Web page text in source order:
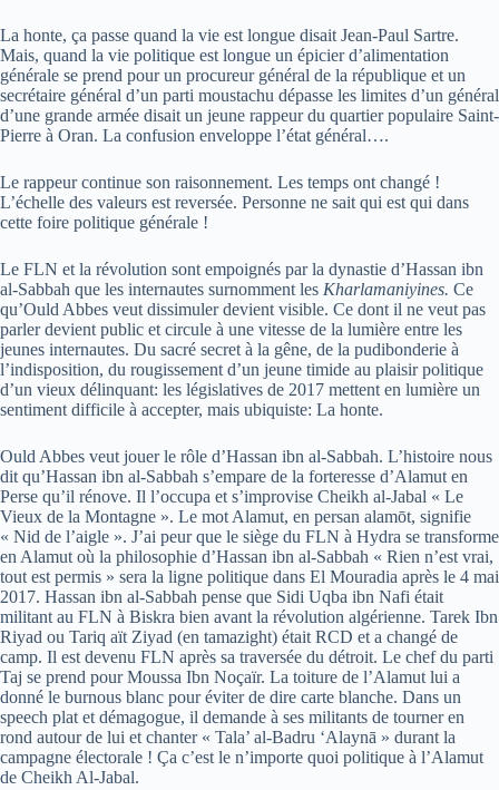
La honte, ça passe quand la vie est longue disait Jean-Paul Sartre.
Mais, quand la vie politique est longue un épicier d’alimentation
générale se prend pour un procureur général de la république et un
secrétaire général d’un parti moustachu dépasse les limites d’un général
d’une grande armée disait un jeune rappeur du quartier populaire Saint-
Pierre à Oran. La confusion enveloppe l’état général….
Le rappeur continue son raisonnement. Les temps ont changé !
L’échelle des valeurs est reversée. Personne ne sait qui est qui dans
cette foire politique générale !
Le FLN et la révolution sont empoignés par la dynastie d’Hassan ibn
al-Sabbah que les internautes surnomment les Kharlamaniyines. Ce
qu’Ould Abbes veut dissimuler devient visible. Ce dont il ne veut pas
parler devient public et circule à une vitesse de la lumière entre les
jeunes internautes. Du sacré secret à la gêne, de la pudibonderie à
l’indisposition, du rougissement d’un jeune timide au plaisir politique
d’un vieux délinquant: les législatives de 2017 mettent en lumière un
sentiment difficile à accepter, mais ubiquiste: La honte.
Ould Abbes veut jouer le rôle d’Hassan ibn al-Sabbah. L’histoire nous
dit qu’Hassan ibn al-Sabbah s’empare de la forteresse d’Alamut en
Perse qu’il rénove. Il l’occupa et s’improvise Cheikh al-Jabal « Le
Vieux de la Montagne ». Le mot Alamut, en persan alamōt, signifie
« Nid de l’aigle ». J’ai peur que le siège du FLN à Hydra se transforme
en Alamut où la philosophie d’Hassan ibn al-Sabbah « Rien n’est vrai,
tout est permis » sera la ligne politique dans El Mouradia après le 4 mai
2017. Hassan ibn al-Sabbah pense que Sidi Uqba ibn Nafi était
militant au FLN à Biskra bien avant la révolution algérienne. Tarek Ibn
Riyad ou Tariq aït Ziyad (en tamazight) était RCD et a changé de
camp. Il est devenu FLN après sa traversée du détroit. Le chef du parti
Taj se prend pour Moussa Ibn Noçaïr. La toiture de l’Alamut lui a
donné le burnous blanc pour éviter de dire carte blanche. Dans un
speech plat et démagogue, il demande à ses militants de tourner en
rond autour de lui et chanter « Tala’ al-Badru ‘Alaynā » durant la
campagne électorale ! Ça c’est le n’importe quoi politique à l’Alamut
de Cheikh Al-Jabal.